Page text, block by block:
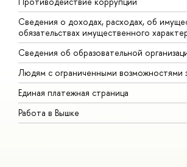
Сведения о доходах, расходах, об
обязательствах имущественного
Сведения об образовательной
Людям с ограниченными возможностями
Единая платежная страница
Работа в Вышке